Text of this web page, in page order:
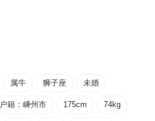
属牛 狮子座 未婚
户籍：嵊州市 175cm 74kg